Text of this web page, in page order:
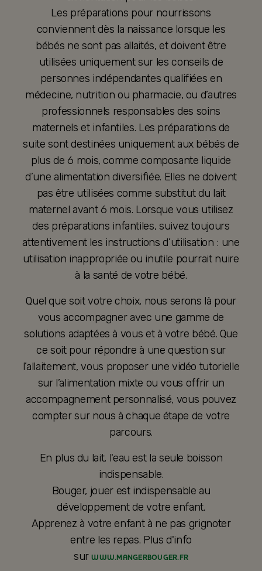
Les préparations pour nourrissons
conviennent dès la naissance lorsque les
bébés ne sont pas allaités, et doivent être
utilisées uniquement sur les conseils de
personnes indépendantes qualifiées en
médecine, nutrition ou pharmacie, ou d’autres
professionnels responsables des soins
maternels et infantiles. Les préparations de
suite sont destinées uniquement aux bébés de
plus de 6 mois, comme composante liquide
d’une alimentation diversifiée. Elles ne doivent
pas être utilisées comme substitut du lait
maternel avant 6 mois. Lorsque vous utilisez
des préparations infantiles, suivez toujours
attentivement les instructions d’utilisation : une
utilisation inappropriée ou inutile pourrait nuire
à la santé de votre bébé.
Quel que soit votre choix, nous serons là pour
vous accompagner avec une gamme de
solutions adaptées à vous et à votre bébé. Que
ce soit pour répondre à une question sur
l’allaitement, vous proposer une vidéo tutorielle
sur l’alimentation mixte ou vous offrir un
accompagnement personnalisé, vous pouvez
compter sur nous à chaque étape de votre
parcours.
En plus du lait, l'eau est la seule boisson
indispensable.
Bouger, jouer est indispensable au
développement de votre enfant.
Apprenez à votre enfant à ne pas grignoter
entre les repas. Plus d'info
surWWW.MANGERBOUGER.FR